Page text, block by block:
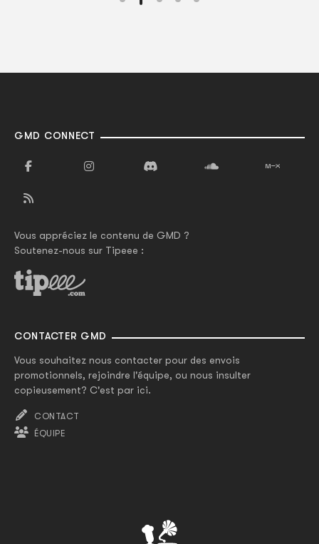
GMD CONNECT
Vous appréciez le contenu de GMD ?
Soutenez-nous sur Tipeee :
CONTACTER GMD
Vous souhaitez nous contacter pour des envois
promotionnels, rejoindre l'équipe, ou nous insulter
copieusement? C'est par ici.
CONTACT
ÉQUIPE